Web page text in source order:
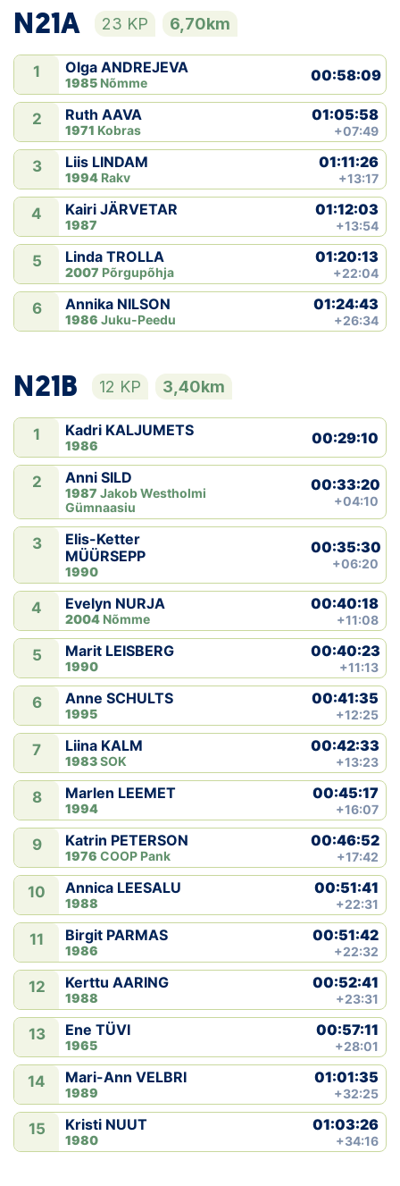
N21A 23 KP 6,70km
1 Olga ANDREJEVA
1985 Nõmme 00:58:09
2 Ruth AAVA
1971 Kobras
01:05:58
+07:49
3 Liis LINDAM
1994 Rakv
01:11:26
+13:17
4 Kairi JÄRVETAR
1987
01:12:03
+13:54
5 Linda TROLLA
2007 Põrgupõhja
01:20:13
+22:04
6 Annika NILSON
1986 Juku-Peedu
01:24:43
+26:34
N21B 12 KP 3,40km
1 Kadri KALJUMETS
1986 00:29:10
2 Anni SILD
1987 Jakob Westholmi
Gümnaasiu
00:33:20
+04:10
3
Elis-Ketter
MÜÜRSEPP
1990
00:35:30
+06:20
4 Evelyn NURJA
2004 Nõmme
00:40:18
+11:08
5 Marit LEISBERG
1990
00:40:23
+11:13
6 Anne SCHULTS
1995
00:41:35
+12:25
7 Liina KALM
1983SOK
00:42:33
+13:23
8 Marlen LEEMET
1994
00:45:17
+16:07
9 Katrin PETERSON
1976 COOP Pank
00:46:52
+17:42
10 Annica LEESALU
1988
00:51:41
+22:31
11 Birgit PARMAS
1986
00:51:42
+22:32
12 Kerttu AARING
1988
00:52:41
+23:31
13 Ene TÜVI
1965
00:57:11
+28:01
14 Mari-Ann VELBRI
1989
01:01:35
+32:25
15 Kristi NUUT
1980
01:03:26
+34:16